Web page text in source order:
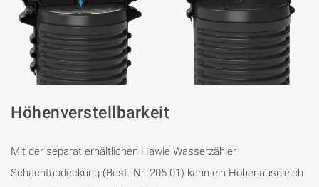
Höhenverstellbarkeit
Mit der separat erhältlichen Hawle Wasserzähler
Schachtabdeckung (Best.-Nr. 205-01) kann ein Höhenausgleich